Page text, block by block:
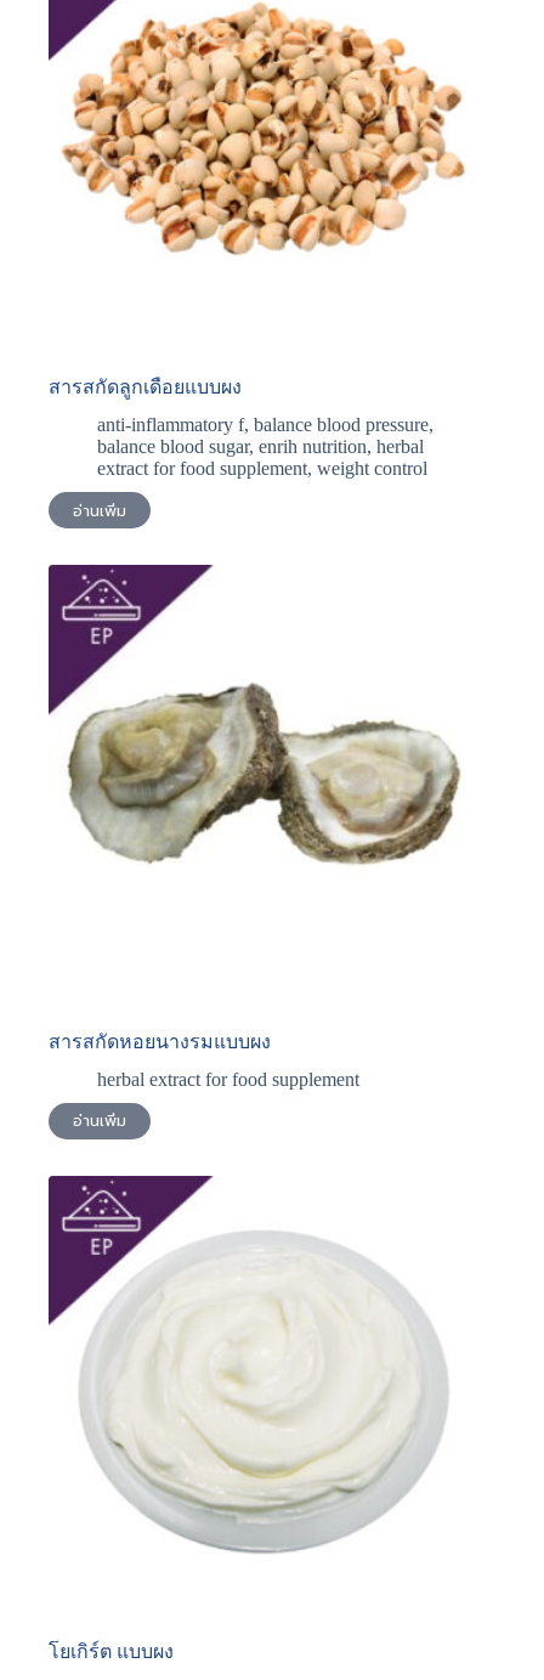
สารสกัดลูกเดือยแบบผง
anti-inflammatory f, balance blood pressure,
balance blood sugar, enrih nutrition, herbal
extract for food supplement, weight control
อ่านเพิ่ม
สารสกัดหอยนางรมแบบผง
herbal extract for food supplement
อ่านเพิ่ม
โยเกิร์ต แบบผง